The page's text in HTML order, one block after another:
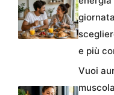
e più
Vuoi